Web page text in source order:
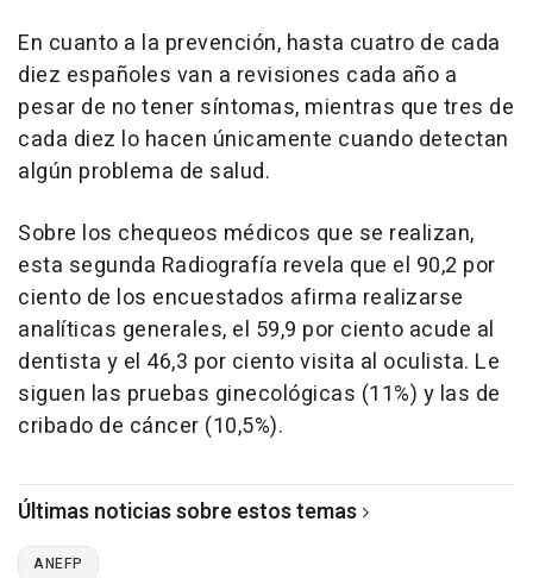
En cuanto a la prevención, hasta cuatro de cada
diez españoles van a revisiones cada año a
pesar de no tener síntomas, mientras que tres de
cada diez lo hacen únicamente cuando detectan
algún problema de salud.
Sobre los chequeos médicos que se realizan,
esta segunda Radiografía revela que el 90,2 por
ciento de los encuestados afirma realizarse
analíticas generales, el 59,9 por ciento acude al
dentista y el 46,3 por ciento visita al oculista. Le
siguen las pruebas ginecológicas (11%) y las de
cribado de cáncer (10,5%).
Últimas noticias sobre estos temas
ANEFP